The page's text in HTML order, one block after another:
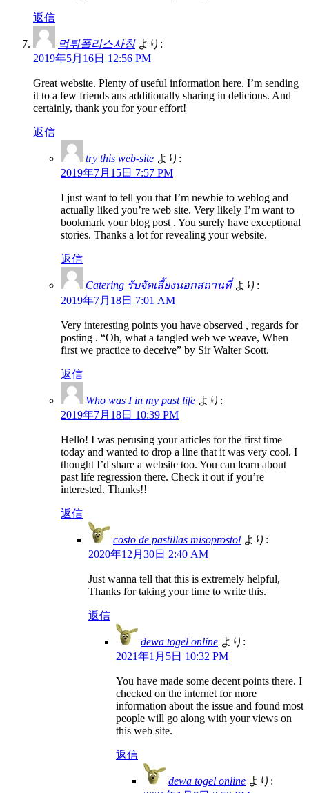
返信
먹튀폴리스사칭 より:
2019年5月16日 12:56 PM
Great website. Plenty of useful information here. I’m sending
it to a few friends ans additionally sharing in delicious. And
certainly, thank you for your effort!
返信
try this web-site より:
2019年7月15日 7:57 PM
I just want to tell you that I’m newbie to weblog and
actually liked you’re web site. Very likely I’m want to
bookmark your blog post . You surely have exceptional
stories. Thanks a lot for revealing your website.
返信
Catering รับจัดเลี้ยงนอกสถานที่ より:
2019年7月18日 7:01 AM
Very interesting points you have observed , regards for
posting . “Oh, what a tangled web we weave, When
first we practice to deceive” by Sir Walter Scott.
返信
Who was I in my past life より:
2019年7月18日 10:39 PM
Hello! I was perusing your articles for the first time
today and wanted to drop a line that it was very cool. I
thought I’d share a website too. You can learn about
past life regression there. Check it out if you’re
interested. Thanks!!
返信
costo de pastillas misoprostol より:
2020年12月30日 2:40 AM
Just wanna tell that this is extremely helpful,
Thanks for taking your time to write this.
返信
dewa togel online より:
2021年1月5日 10:32 PM
You have made some decent points there. I
checked on the internet for more
information about the issue and found most
people will go along with your views on
this web site.
返信
dewa togel online より: